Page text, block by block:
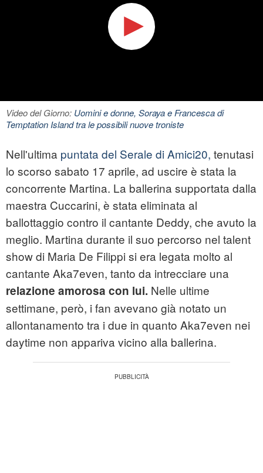
Video del Giorno: Uomini e donne, Soraya e Francesca di
Temptation Island tra le possibili nuove troniste
Nell'ultima puntata del Serale di Amici20, tenutasi
lo scorso sabato 17 aprile, ad uscire è stata la
concorrente Martina. La ballerina supportata dalla
maestra Cuccarini, è stata eliminata al
ballottaggio contro il cantante Deddy, che avuto la
meglio. Martina durante il suo percorso nel talent
show di Maria De Filippi si era legata molto al
cantante Aka7even, tanto da intrecciare una
relazione amorosa con lui. Nelle ultime
settimane, però, i fan avevano già notato un
allontanamento tra i due in quanto Aka7even nei
daytime non appariva vicino alla ballerina.